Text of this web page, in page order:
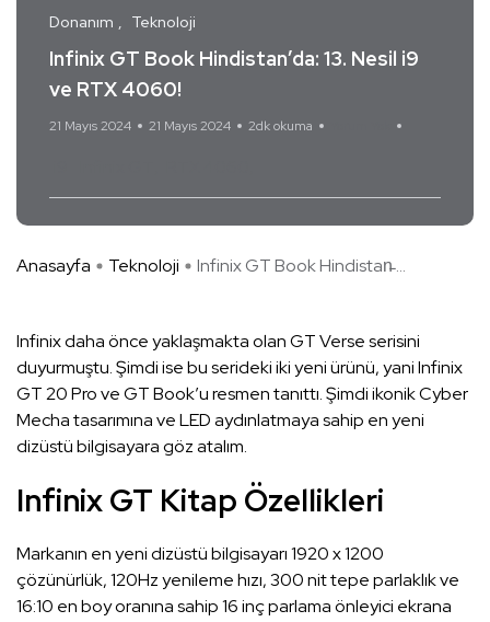
Donanım Teknoloji
Infinix GT Book Hindistan’da: 13. Nesil i9
ve RTX 4060!
21 Mayıs 2024 21 Mayıs 2024 2dk okuma
Anasayfa Teknoloji Infinix GT Book Hindistan̵ ...
Infinix daha önce yaklaşmakta olan GT Verse serisini
duyurmuştu. Şimdi ise bu serideki iki yeni ürünü, yani Infinix
GT 20 Pro ve GT Book’u resmen tanıttı. Şimdi ikonik Cyber
Mecha tasarımına ve LED aydınlatmaya sahip en yeni
dizüstü bilgisayara göz atalım.
Infinix GT Kitap Özellikleri
Markanın en yeni dizüstü bilgisayarı 1920 x 1200
çözünürlük, 120Hz yenileme hızı, 300 nit tepe parlaklık ve
16:10 en boy oranına sahip 16 inç parlama önleyici ekrana